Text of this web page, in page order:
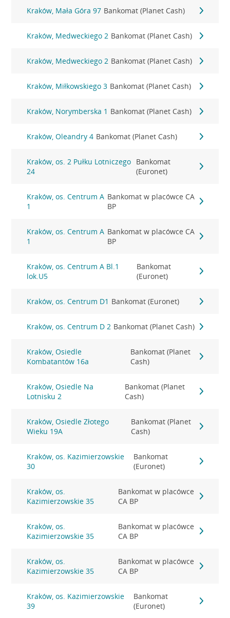
Kraków, Mała Góra 97 Bankomat (Planet Cash)
Kraków, Medweckiego 2 Bankomat (Planet Cash)
Kraków, Medweckiego 2 Bankomat (Planet Cash)
Kraków, Miłkowskiego 3 Bankomat (Planet Cash)
Kraków, Norymberska 1 Bankomat (Planet Cash)
Kraków, Oleandry 4 Bankomat (Planet Cash)
Kraków, os. 2 Pułku Lotniczego
24
Bankomat
(Euronet)
Kraków, os. Centrum A
1
Bankomat w placówce CA
BP
Kraków, os. Centrum A
1
Bankomat w placówce CA
BP
Kraków, os. Centrum A Bl.1
lok.U5
Bankomat
(Euronet)
Kraków, os. Centrum D1 Bankomat (Euronet)
Kraków, os. Centrum D 2 Bankomat (Planet Cash)
Kraków, Osiedle
Kombatantów 16a
Bankomat (Planet
Cash)
Kraków, Osiedle Na
Lotnisku 2
Bankomat (Planet
Cash)
Kraków, Osiedle Złotego
Wieku 19A
Bankomat (Planet
Cash)
Kraków, os. Kazimierzowskie
30
Bankomat
(Euronet)
Kraków, os.
Kazimierzowskie 35
Bankomat w placówce
CA BP
Kraków, os.
Kazimierzowskie 35
Bankomat w placówce
CA BP
Kraków, os.
Kazimierzowskie 35
Bankomat w placówce
CA BP
Kraków, os. Kazimierzowskie
39
Bankomat
(Euronet)